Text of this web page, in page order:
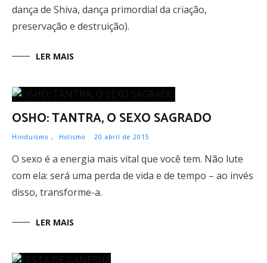
dança de Shiva, dança primordial da criação,
preservação e destruição).
LER MAIS
OSHO: TANTRA, O SEXO SAGRADO
Hinduísmo , Holismo 20 abril de 2015
O sexo é a energia mais vital que você tem. Não lute
com ela: será uma perda de vida e de tempo – ao invés
disso, transforme-a.
LER MAIS